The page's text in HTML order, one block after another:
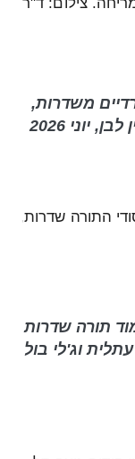
משדרות,
יוני 2026
תורה שדרות
וג'לי בול